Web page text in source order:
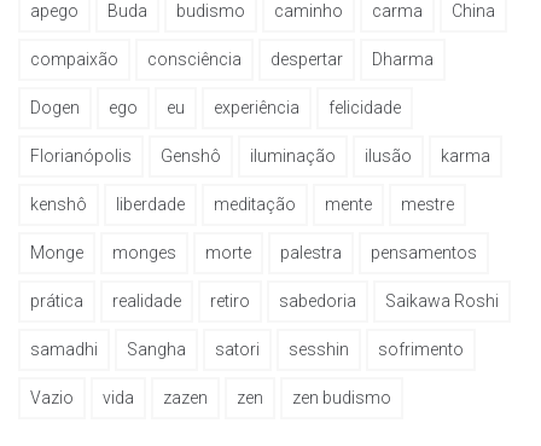
apego Buda budismo caminho carma China
compaixão consciência despertar Dharma
Dogen ego eu experiência felicidade
Florianópolis Genshô iluminação ilusão karma
kenshô liberdade meditação mente mestre
Monge monges morte palestra pensamentos
prática realidade retiro sabedoria Saikawa Roshi
samadhi Sangha satori sesshin sofrimento
Vazio vida zazen zen zen budismo